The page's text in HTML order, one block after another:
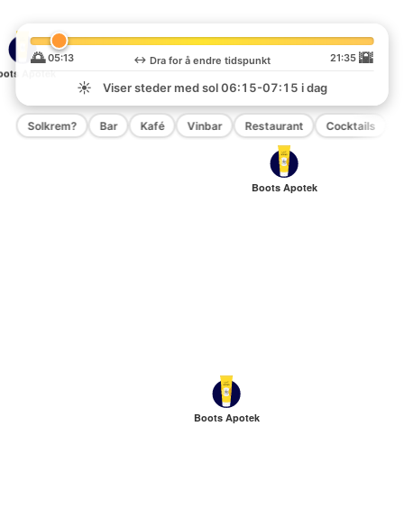
Boots Apotek
Boots Apotek
Apotek
🌅 05:13 ↔️ Dra for å endre tidspunkt 21:35 🌇
☀️
Viser steder med sol06:15-07:15 i dag
Solkrem? Bar Kafé Vinbar Restaurant Cocktails